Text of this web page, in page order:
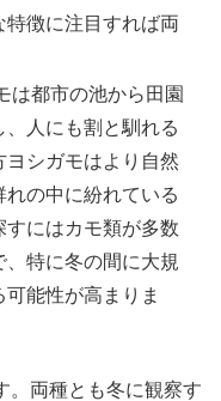
徴に注目すれば両
は都市の池から田園
人にも割と馴れる
シガモはより自然
の中に紛れている
すにはカモ類が多数
特に冬の間に大規
能性が高まりま
。両種とも冬に観察す